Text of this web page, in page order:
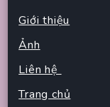
Giới thiệu
Ảnh
Liên hệ
Trang chủ